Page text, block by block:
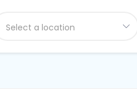
Select a location